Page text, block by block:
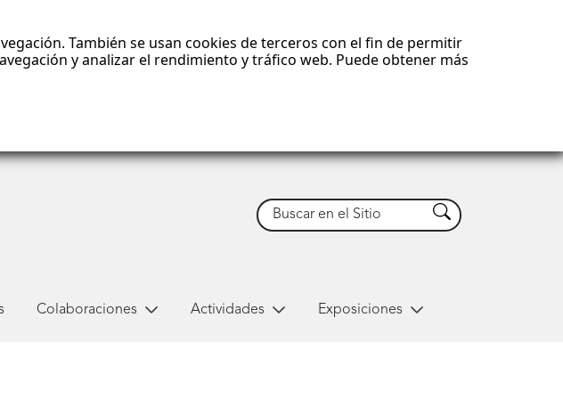
También se usan cookies de terceros con el fin de permitir
y analizar el rendimiento y tráfico web. Puede obtener más
Buscar Buscar
Colaboraciones Actividades Exposiciones